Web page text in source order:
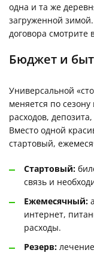
одна и та же
загруженной
договора смотрите
Бюджет и
Универсальной
меняется по
расходов,
Вместо одной
стартовый,
Стартовый:
связь и
Ежемесячный:
интернет,
расходы.
Резерв: